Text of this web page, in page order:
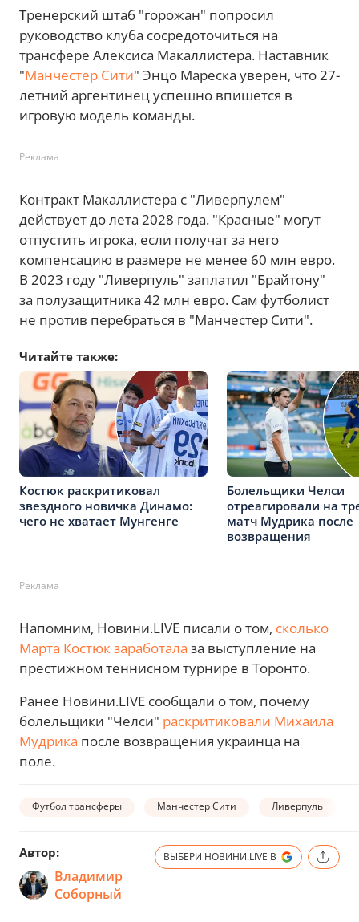
Тренерский штаб "горожан" попросил
руководство клуба сосредоточиться на
трансфере Алексиса Макаллистера. Наставник
"Манчестер Сити" Энцо Мареска уверен, что 27-
летний аргентинец успешно впишется в
игровую модель команды.
Реклама
Контракт Макаллистера с "Ливерпулем"
действует до лета 2028 года. "Красные" могут
отпустить игрока, если получат за него
компенсацию в размере не менее 60 млн евро.
В 2023 году "Ливерпуль" заплатил "Брайтону"
за полузащитника 42 млн евро. Сам футболист
не против перебраться в "Манчестер Сити".
Читайте также:
Костюк раскритиковал
звездного новичка Динамо:
чего не хватает Мунгенге
Болельщики Челси
отреагировали на
матч Мудрика после
возвращения
Реклама
Напомним, Новини.LIVE писали о том, сколько
Марта Костюк заработала за выступление на
престижном теннисном турнире в Торонто.
Ранее Новини.LIVE сообщали о том, почему
болельщики "Челси" раскритиковали Михаила
Мудрика после возвращения украинца на
поле.
Футбол трансферы Манчестер Сити Ливерпуль
Автор:
Владимир
Соборный
ВЫБЕРИ НОВИНИ.LIVE В